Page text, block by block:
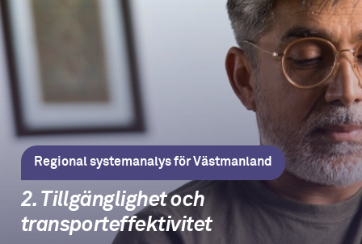
Regional systemanalys för Västmanland
2. Tillgänglighet och
transporteffektivitet